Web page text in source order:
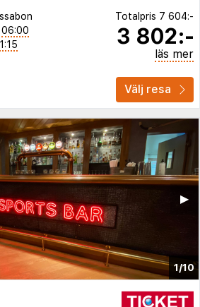
06:00
Totalpris 7 604:-
3 802:-
läs mer
Välj resa
1/10
▶︎